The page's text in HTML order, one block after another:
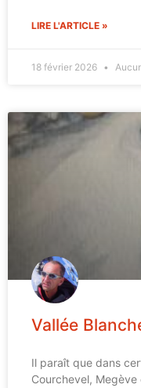
LIRE L'ARTICLE »
18 février 2026
Vallée
Il paraît que dans
Courchevel,